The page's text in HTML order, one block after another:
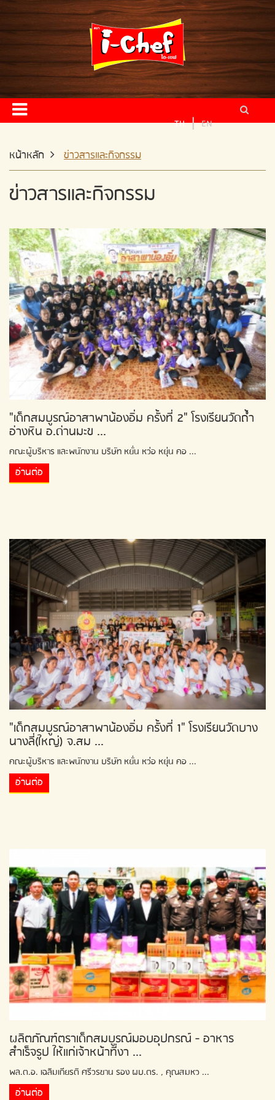
TH | EN
หน้าหลัก ข่าวสารและกิจกรรม
ข่าวสารและกิจกรรม
"เด็กสมบูรณ์อาสาพาน้องอิ่ม ครั้งที่ 2" โรงเรียนวัดถ้ำ
อ่างหิน อ.ด่านมะข ...
คณะผู้บริหาร และพนักงาน บริษัท หยั่น หว่อ หยุ่น คอ ...
อ่านต่อ
"เด็กสมบูรณ์อาสาพาน้องอิ่ม ครั้งที่ 1" โรงเรียนวัดบาง
นางลี่(ใหญ่) จ.สม ...
คณะผู้บริหาร และพนักงาน บริษัท หยั่น หว่อ หยุ่น คอ ...
อ่านต่อ
ผลิตภัณฑ์ตราเด็กสมบูรณ์มอบอุปกรณ์ - อาหาร
สำเร็จรูป ให้แก่เจ้าหน้าที่งา ...
พล.ต.อ. เฉลิมเกียรติ ศรีวรขาน รอง ผบ.ตร. , คุณสมหว ...
อ่านต่อ
หน้าหลัก
ผลิตภัณฑ์
สูตรอาหาร
ข่าวสารและกิจกรรม
ติดต่อเรา
ผู้จัดจำหน่าย
แผนผังเว็บไซต์